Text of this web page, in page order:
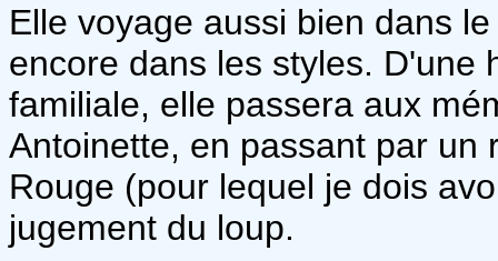
Elle voyage aussi bien dans
encore dans les styles. D'une
familiale, elle passera aux
Antoinette, en passant par un
Rouge (pour lequel je dois
jugement du loup.